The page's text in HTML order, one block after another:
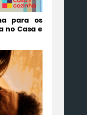
para os
no Casa e